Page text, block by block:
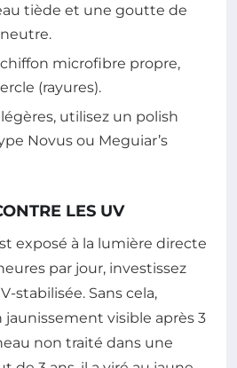
tiède et une goutte de
microfibre propre,
(rayures).
utilisez un polish
Novus ou Meguiar’s
LES UV
exposé à la lumière directe
par jour, investissez
stabilisée. Sans cela,
visible après 3
non traité dans une